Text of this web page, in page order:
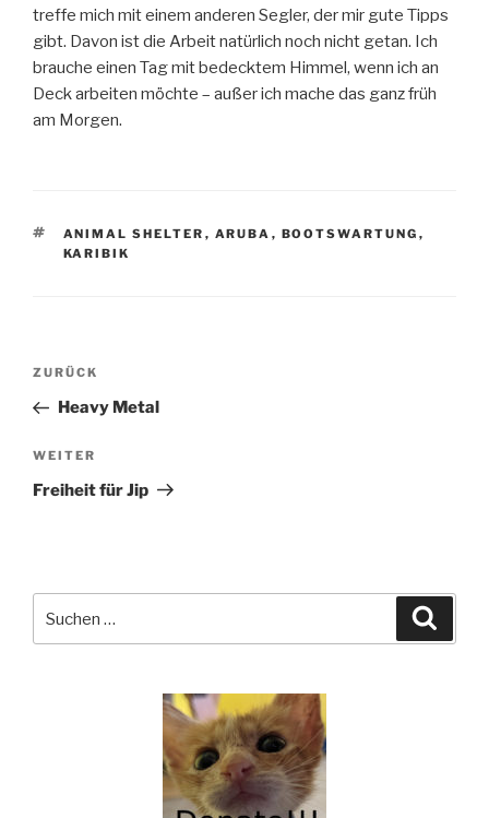
treffe mich mit einem anderen Segler, der mir gute Tipps
gibt. Davon ist die Arbeit natürlich noch nicht getan. Ich
brauche einen Tag mit bedecktem Himmel, wenn ich an
Deck arbeiten möchte – außer ich mache das ganz früh
am Morgen.
SCHLAGWÖRTER
ANIMAL SHELTER , ARUBA , BOOTSWARTUNG ,
KARIBIK
Beitragsnavigation
Vorheriger
Beitrag
ZURÜCK
Heavy Metal
Nächster
Beitrag
WEITER
Freiheit für Jip
nach: